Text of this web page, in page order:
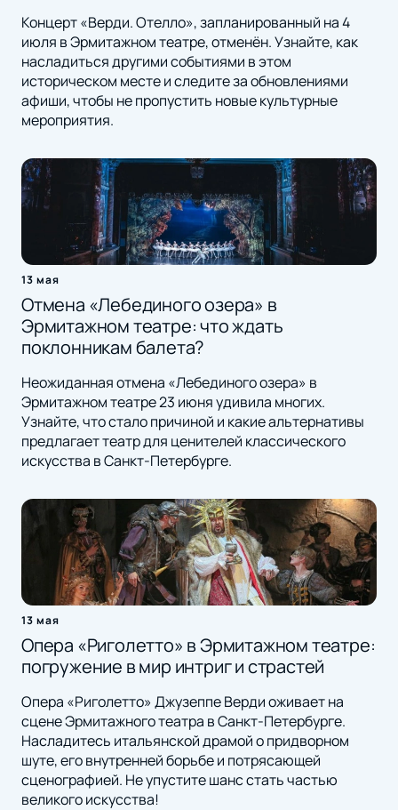
Концерт «Верди. Отелло», запланированный на 4
июля в Эрмитажном театре, отменён. Узнайте, как
насладиться другими событиями в этом
историческом месте и следите за обновлениями
афиши, чтобы не пропустить новые культурные
мероприятия.
13 мая
Отмена «Лебединого озера» в
Эрмитажном театре: что ждать
поклонникам балета?
Неожиданная отмена «Лебединого озера» в
Эрмитажном театре 23 июня удивила многих.
Узнайте, что стало причиной и какие альтернативы
предлагает театр для ценителей классического
искусства в Санкт-Петербурге.
13 мая
Опера «Риголетто» в Эрмитажном театре:
погружение в мир интриг и страстей
Опера «Риголетто» Джузеппе Верди оживает на
сцене Эрмитажного театра в Санкт-Петербурге.
Насладитесь итальянской драмой о придворном
шуте, его внутренней борьбе и потрясающей
сценографией. Не упустите шанс стать частью
великого искусства!